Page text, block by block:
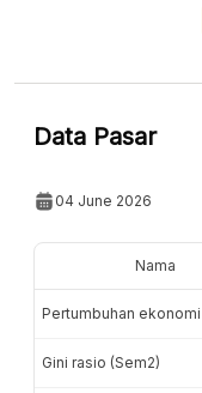
Data Pasar
04 June 2026
Nama
Pertumbuhan ekonomi
Gini rasio (Sem2)